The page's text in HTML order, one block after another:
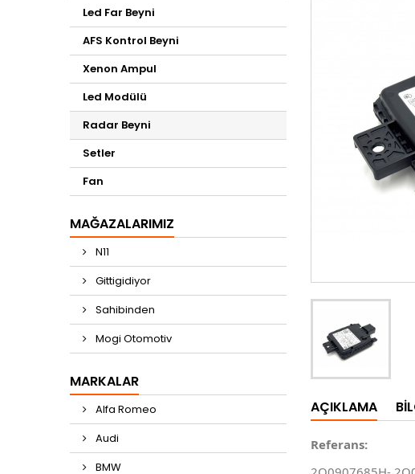
Led Far Beyni
AFS Kontrol Beyni
Xenon Ampul
Led Modülü
Radar Beyni
Setler
Fan
MAĞAZALARIMIZ
N11
Gittigidiyor
Sahibinden
Mogi Otomotiv
MARKALAR
Alfa Romeo
Audi
BMW
AÇIKLAMA
Referans: